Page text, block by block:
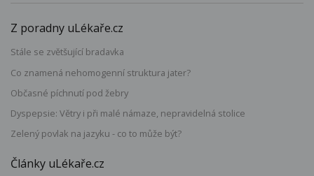
Z poradny uLékaře.cz
Stále se zvětšující bradavka
Co znamená nehomogenní struktura jater?
Občasné píchnutí pod žebry
Dyspepsie: Větry i při malé námaze, nepravidelná stolice
Zelený povlak na jazyku - co to může být?
Články uLékaře.cz